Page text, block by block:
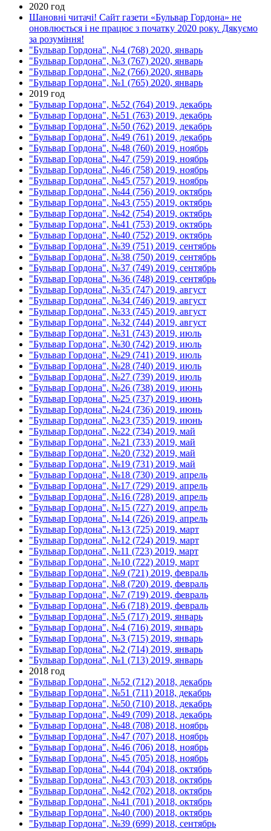
2020 год
Шановні читачі! Сайт газети «Бульвар Гордона» не
оновлюється і не працює з початку 2020 року. Дякуємо
за розуміння!
"Бульвар Гордона", №4 (768) 2020, январь
"Бульвар Гордона", №3 (767) 2020, январь
"Бульвар Гордона", №2 (766) 2020, январь
"Бульвар Гордона", №1 (765) 2020, январь
2019 год
"Бульвар Гордона", №52 (764) 2019, декабрь
"Бульвар Гордона", №51 (763) 2019, декабрь
"Бульвар Гордона", №50 (762) 2019, декабрь
"Бульвар Гордона", №49 (761) 2019, декабрь
"Бульвар Гордона", №48 (760) 2019, ноябрь
"Бульвар Гордона", №47 (759) 2019, ноябрь
"Бульвар Гордона", №46 (758) 2019, ноябрь
"Бульвар Гордона", №45 (757) 2019, ноябрь
"Бульвар Гордона", №44 (756) 2019, октябрь
"Бульвар Гордона", №43 (755) 2019, октябрь
"Бульвар Гордона", №42 (754) 2019, октябрь
"Бульвар Гордона", №41 (753) 2019, октябрь
"Бульвар Гордона", №40 (752) 2019, октябрь
"Бульвар Гордона", №39 (751) 2019, сентябрь
"Бульвар Гордона", №38 (750) 2019, сентябрь
"Бульвар Гордона", №37 (749) 2019, сентябрь
"Бульвар Гордона", №36 (748) 2019, сентябрь
"Бульвар Гордона", №35 (747) 2019, август
"Бульвар Гордона", №34 (746) 2019, август
"Бульвар Гордона", №33 (745) 2019, август
"Бульвар Гордона", №32 (744) 2019, август
"Бульвар Гордона", №31 (743) 2019, июль
"Бульвар Гордона", №30 (742) 2019, июль
"Бульвар Гордона", №29 (741) 2019, июль
"Бульвар Гордона", №28 (740) 2019, июль
"Бульвар Гордона", №27 (739) 2019, июль
"Бульвар Гордона", №26 (738) 2019, июнь
"Бульвар Гордона", №25 (737) 2019, июнь
"Бульвар Гордона", №24 (736) 2019, июнь
"Бульвар Гордона", №23 (735) 2019, июнь
"Бульвар Гордона", №22 (734) 2019, май
"Бульвар Гордона", №21 (733) 2019, май
"Бульвар Гордона", №20 (732) 2019, май
"Бульвар Гордона", №19 (731) 2019, май
"Бульвар Гордона", №18 (730) 2019, апрель
"Бульвар Гордона", №17 (729) 2019, апрель
"Бульвар Гордона", №16 (728) 2019, апрель
"Бульвар Гордона", №15 (727) 2019, апрель
"Бульвар Гордона", №14 (726) 2019, апрель
"Бульвар Гордона", №13 (725) 2019, март
"Бульвар Гордона", №12 (724) 2019, март
"Бульвар Гордона", №11 (723) 2019, март
"Бульвар Гордона", №10 (722) 2019, март
"Бульвар Гордона", №9 (721) 2019, февраль
"Бульвар Гордона", №8 (720) 2019, февраль
"Бульвар Гордона", №7 (719) 2019, февраль
"Бульвар Гордона", №6 (718) 2019, февраль
"Бульвар Гордона", №5 (717) 2019, январь
"Бульвар Гордона", №4 (716) 2019, январь
"Бульвар Гордона", №3 (715) 2019, январь
"Бульвар Гордона", №2 (714) 2019, январь
"Бульвар Гордона", №1 (713) 2019, январь
2018 год
"Бульвар Гордона", №52 (712) 2018, декабрь
"Бульвар Гордона", №51 (711) 2018, декабрь
"Бульвар Гордона", №50 (710) 2018, декабрь
"Бульвар Гордона", №49 (709) 2018, декабрь
"Бульвар Гордона", №48 (708) 2018, ноябрь
"Бульвар Гордона", №47 (707) 2018, ноябрь
"Бульвар Гордона", №46 (706) 2018, ноябрь
"Бульвар Гордона", №45 (705) 2018, ноябрь
"Бульвар Гордона", №44 (704) 2018, октябрь
"Бульвар Гордона", №43 (703) 2018, октябрь
"Бульвар Гордона", №42 (702) 2018, октябрь
"Бульвар Гордона", №41 (701) 2018, октябрь
"Бульвар Гордона", №40 (700) 2018, октябрь
"Бульвар Гордона", №39 (699) 2018, сентябрь